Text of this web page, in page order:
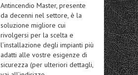
Antincendio Master, presente
da decenni nel settore, è la
soluzione migliore cui
rivolgersi per la scelta e
l’installazione degli impianti più
adatti alle vostre esigenze di
sicurezza (per ulteriori dettagli,